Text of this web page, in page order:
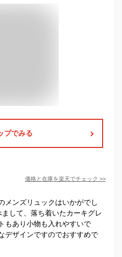
プでみる
価格と在庫を楽天でチェック >>
メンズリュックはいかがでし
して、落ち着いたカーキグレ
もあり小物も入れやすいで
デザインですのでおすすめで